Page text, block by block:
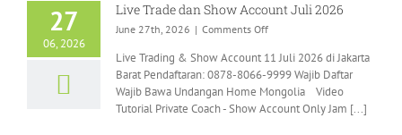
27
06, 2026
Live Trade dan Show Account Juli 2026
June 27th, 2026 | Comments Offon
Trade
dan
Show
Account
Live Trading & Show Account 11 Juli 2026 di Jakarta
Barat Pendaftaran: 0878-8066-9999 Wajib Daftar
Wajib Bawa Undangan Home Mongolia Video
Tutorial Private Coach - Show Account Only Jam [...]